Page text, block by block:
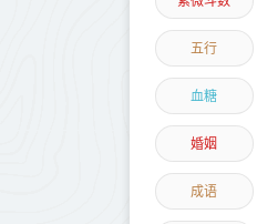
五行
血糖
婚姻
成语